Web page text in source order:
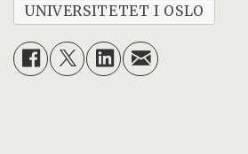
SpedAims SOS, som
UNIVERSITETET I OSLO